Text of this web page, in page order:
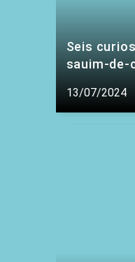
Seis
sauim-de-
13/07/2024